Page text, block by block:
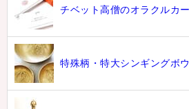
チベット高僧のオラクルカ
特殊柄・特大シンギングボ